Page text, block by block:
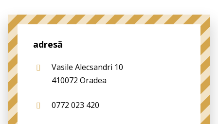
adresă
Vasile Alecsandri 10
410072 Oradea
0772 023 420